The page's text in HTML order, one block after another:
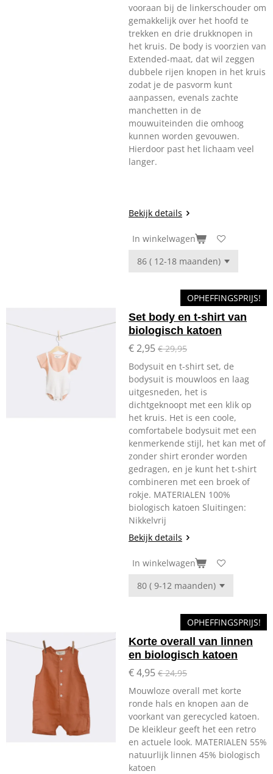
vooraan bij de linkerschouder om
gemakkelijk over het hoofd te
trekken en drie drukknopen in
het kruis. De body is voorzien van
Extended-maat, dat wil zeggen
dubbele rijen knopen in het kruis
zodat je de pasvorm kunt
aanpassen, evenals zachte
manchetten in de
mouwuiteinden die omhoog
kunnen worden gevouwen.
Hierdoor past het lichaam veel
langer.
Bekijk details
In winkelwagen
OPHEFFINGSPRIJS!
Set body en t-shirt van
biologisch katoen
€ 2,95 € 29,95
Bodysuit en t-shirt set, de
bodysuit is mouwloos en laag
uitgesneden, het is
dichtgeknoopt met een klik op
het kruis. Het is een coole,
comfortabele bodysuit met een
kenmerkende stijl, het kan met of
zonder shirt eronder worden
gedragen, en je kunt het t-shirt
combineren met een broek of
rokje. MATERIALEN 100%
biologisch katoen Sluitingen:
Nikkelvrij
Bekijk details
In winkelwagen
OPHEFFINGSPRIJS!
Korte overall van linnen
en biologisch katoen
€ 4,95 € 24,95
Mouwloze overall met korte
ronde hals en knopen aan de
voorkant van gerecycled katoen.
De kleikleur geeft het een retro
en actuele look. MATERIALEN 55%
natuurlijk linnen 45% biologisch
katoen